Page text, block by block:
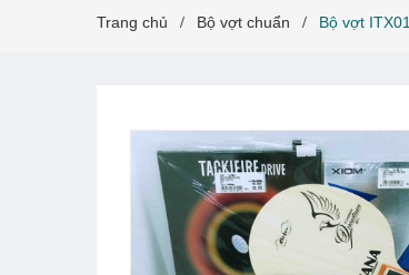
Trang chủ / Bộ vợt chuẩn / Bộ vợt ITX01